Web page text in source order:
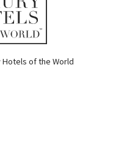
ウン
ルディブ
Hotels of the World